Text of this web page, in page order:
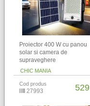
Proiector 400 W cu panou
solar si camera de
supraveghere
CHIC MANIA
Cod produs
27993 529